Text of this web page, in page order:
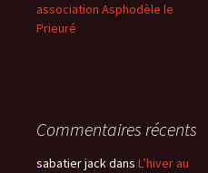
association Asphodèle le
Prieuré
Commentaires récents
sabatier jackdans L’hiver au